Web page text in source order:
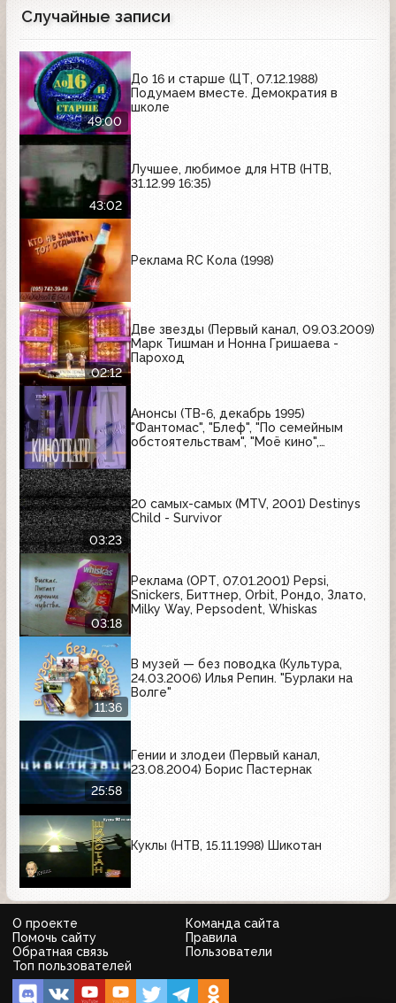
Случайные записи
49:00
До 16 и старше (ЦТ, 07.12.1988)
Подумаем вместе. Демократия в
школе
43:02
Лучшее, любимое для НТВ (НТВ,
31.12.99 16:35)
Реклама RC Кола (1998)
02:12
Две звезды (Первый канал, 09.03.2009)
Марк Тишман и Нонна Гришаева -
Пароход
Анонсы (ТВ-6, декабрь 1995)
"Фантомас", "Блеф", "По семейным
обстоятельствам", "Моё кино",
03:23
20 самых-самых (MTV, 2001) Destinys
Child - Survivor
03:18
Реклама (ОРТ, 07.01.2001) Pepsi,
Snickers, Биттнер, Orbit, Рондо, Злато,
Milky Way, Pepsodent, Whiskas
11:36
В музей — без поводка (Культура,
24.03.2006) Илья Репин. "Бурлаки на
Волге"
25:58
Гении и злодеи (Первый канал,
23.08.2004) Борис Пастернак
Куклы (НТВ, 15.11.1998) Шикотан
О проекте
Команда сайта
Помочь сайту
Правила
Обратная связь
Пользователи
Топ пользователей